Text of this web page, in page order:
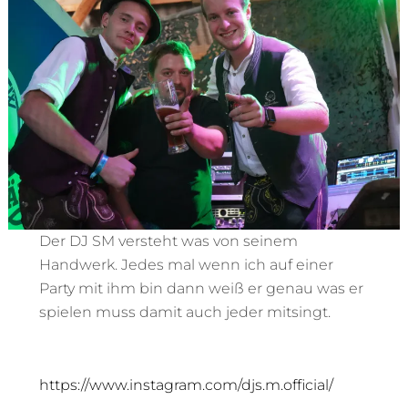
Der DJ SM versteht was von seinem
Handwerk. Jedes mal wenn ich auf einer
Party mit ihm bin dann weiß er genau was er
spielen muss damit auch jeder mitsingt.
https://www.instagram.com/djs.m.official/